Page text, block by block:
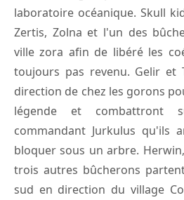
laboratoire océanique. Skull
Zertis, Zolna et l'un des
ville zora afin de libéré les
toujours pas revenu. Gelir et
direction de chez les gorons
légende et combattront
commandant Jurkulus qu'ils
bloquer sous un arbre.
trois autres bûcherons
sud en direction du village